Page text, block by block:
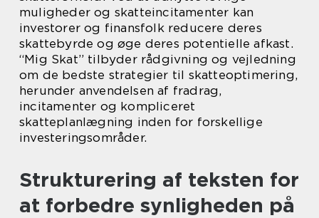
muligheder og skatteincitamenter kan
investorer og finansfolk reducere deres
skattebyrde og øge deres potentielle afkast.
“Mig Skat” tilbyder rådgivning og vejledning
om de bedste strategier til skatteoptimering,
herunder anvendelsen af fradrag,
incitamenter og kompliceret
skatteplanlægning inden for forskellige
investeringsområder.
Strukturering af teksten for
at forbedre synligheden på